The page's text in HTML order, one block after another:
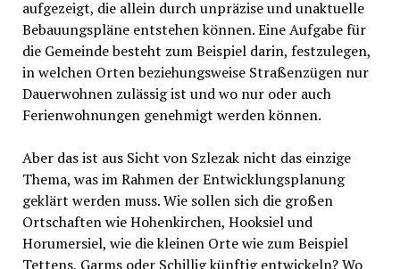
aufgezeigt, die allein durch unpräzise und unaktuelle
Bebauungspläne entstehen können. Eine Aufgabe für
die Gemeinde besteht zum Beispiel darin, festzulegen,
in welchen Orten beziehungsweise Straßenzügen nur
Dauerwohnen zulässig ist und wo nur oder auch
Ferienwohnungen genehmigt werden können.
Aber das ist aus Sicht von Szlezak nicht das einzige
Thema, was im Rahmen der Entwicklungsplanung
geklärt werden muss. Wie sollen sich die großen
Ortschaften wie Hohenkirchen, Hooksiel und
Horumersiel, wie die kleinen Orte wie zum Beispiel
Tettens, Garms oder Schillig künftig entwickeln? Wo